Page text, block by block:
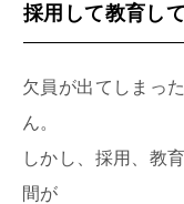
採用して教育し
欠員が出てしまっ
ん。
しかし、採用、教
間が